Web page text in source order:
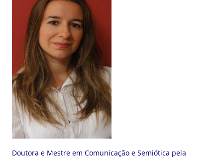
Doutora e Mestre em Comunicação e Semiótica pela